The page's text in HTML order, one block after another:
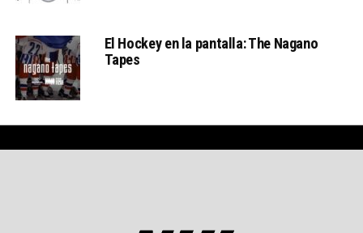
El Hockey en la pantalla: The Nagano
Tapes